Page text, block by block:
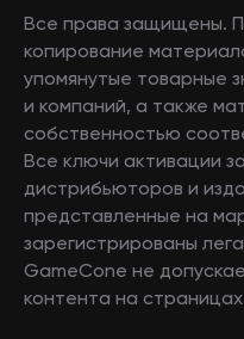
Все права защищены.
копирование
упомянутые товарные
и компаний, а также
собственностью
Все ключи активации
дистрибьюторов и
представленные на
зарегистрированы
GameCone не
контента на